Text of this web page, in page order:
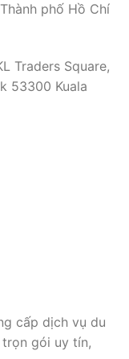
phố Hồ Chí
Traders Square,
53300 Kuala
cấp dịch vụ du
trọn gói uy tín,